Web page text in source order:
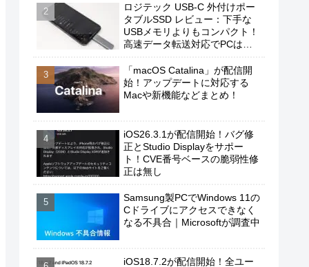
ロジテック USB-C 外付けポー
タブルSSD レビュー：下手な
USBメモリよりもコンパクト！
高速データ転送対応でPCは勿
もおすすめ！
「macOS Catalina」が配信開
始！アップデートに対応する
Macや新機能などまとめ！
iOS26.3.1が配信開始！バグ修
正とStudio Displayをサポー
ト！CVE番号ベースの脆弱性修
正は無し
Samsung製PCでWindows 11の
Cドライブにアクセスできなく
なる不具合｜Microsoftが調査中
iOS18.7.2が配信開始！全ユー